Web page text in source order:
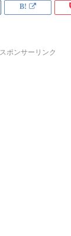
スポンサーリンク